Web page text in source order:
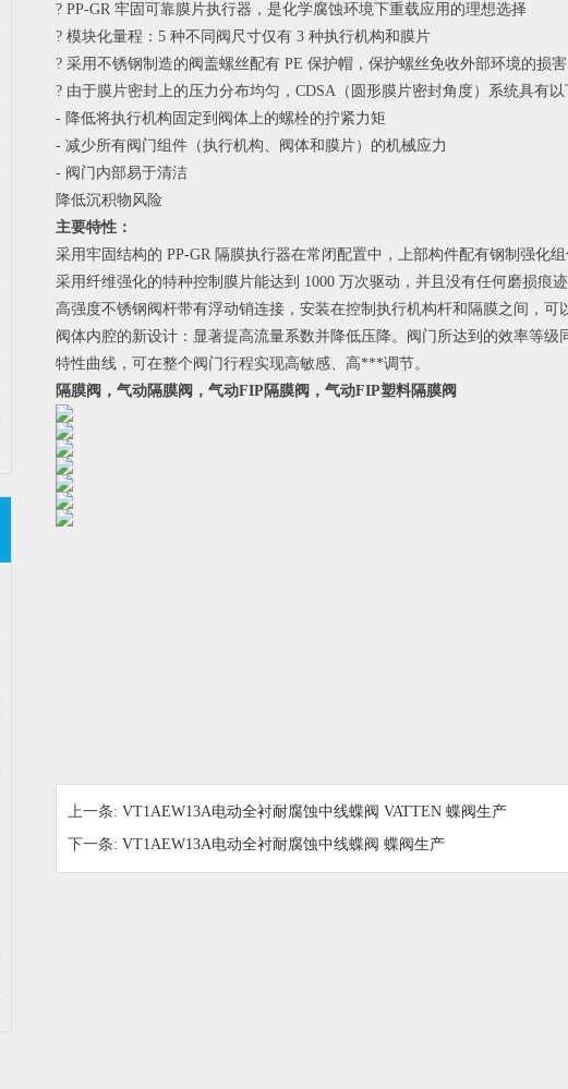
? PP-GR 牢固可靠膜片执行器，是化学腐蚀环境下重载应用的理想选择
? 模块化量程：5 种不同阀尺寸仅有 3 种执行机构和膜片
? 采用不锈钢制造的阀盖螺丝配有 PE 保护帽，保护螺丝免收外部环境的损害
? 由于膜片密封上的压力分布均匀，CDSA（圆形膜片密封角度）系统具有以
- 降低将执行机构固定到阀体上的螺栓的拧紧力矩
- 减少所有阀门组件（执行机构、阀体和膜片）的机械应力
- 阀门内部易于清洁
降低沉积物风险
主要特性：
采用牢固结构的 PP-GR 隔膜执行器在常闭配置中，上部构件配有钢制强化
采用纤维强化的特种控制膜片能达到 1000 万次驱动，并且没有任何磨损痕迹
高强度不锈钢阀杆带有浮动销连接，安装在控制执行机构杆和隔膜之间，可
阀体内腔的新设计：显著提高流量系数并降低压降。阀门所达到的效率等
特性曲线，可在整个阀门行程实现高敏感、高***调节。
隔膜阀，气动隔膜阀，气动FIP隔膜阀，气动FIP塑料隔膜阀
上一条: VT1AEW13A电动全衬耐腐蚀中线蝶阀 VATTEN 蝶阀生产
下一条: VT1AEW13A电动全衬耐腐蚀中线蝶阀 蝶阀生产